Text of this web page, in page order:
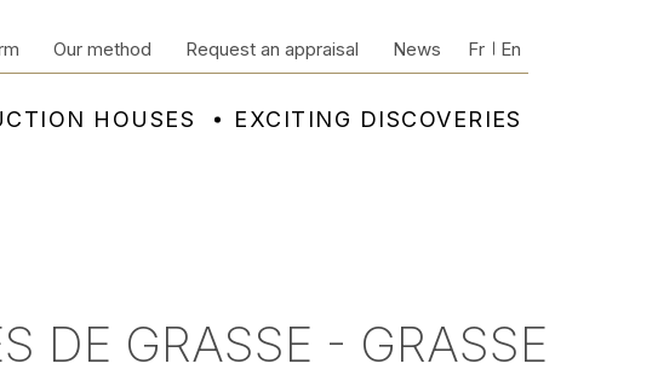
HOUSES EXCITING DISCOVERIES
Our method Request an appraisal News Fr En
DE GRASSE - GRASSE